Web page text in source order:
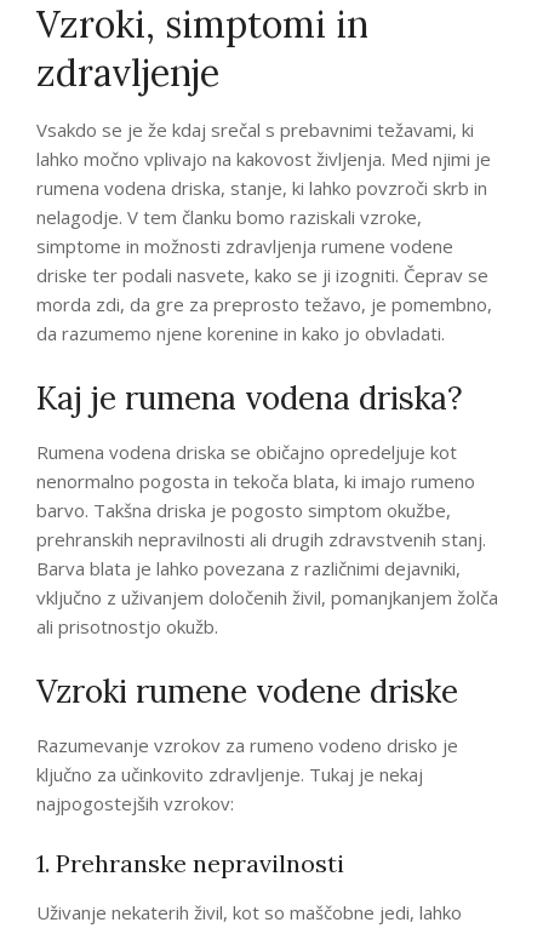
Vzroki, simptomi in
zdravljenje
Vsakdo se je že kdaj srečal s prebavnimi težavami, ki
lahko močno vplivajo na kakovost življenja. Med njimi je
rumena vodena driska, stanje, ki lahko povzroči skrb in
nelagodje. V tem članku bomo raziskali vzroke,
simptome in možnosti zdravljenja rumene vodene
driske ter podali nasvete, kako se ji izogniti. Čeprav se
morda zdi, da gre za preprosto težavo, je pomembno,
da razumemo njene korenine in kako jo obvladati.
Kaj je rumena vodena driska?
Rumena vodena driska se običajno opredeljuje kot
nenormalno pogosta in tekoča blata, ki imajo rumeno
barvo. Takšna driska je pogosto simptom okužbe,
prehranskih nepravilnosti ali drugih zdravstvenih stanj.
Barva blata je lahko povezana z različnimi dejavniki,
vključno z uživanjem določenih živil, pomanjkanjem žolča
ali prisotnostjo okužb.
Vzroki rumene vodene driske
Razumevanje vzrokov za rumeno vodeno drisko je
ključno za učinkovito zdravljenje. Tukaj je nekaj
najpogostejših vzrokov:
1. Prehranske nepravilnosti
Uživanje nekaterih živil, kot so maščobne jedi, lahko